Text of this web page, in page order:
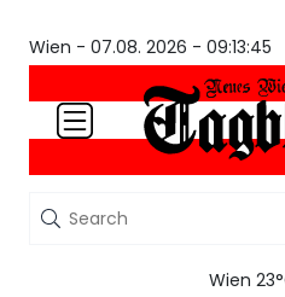
Wien - 07.08. 2026 - 09:13:45
Wien